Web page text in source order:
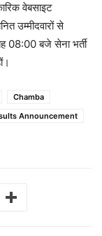
वेबसाइट
उम्मीदवारों से
08:00 बजे सेना भर्ती
Chamba
Announcement